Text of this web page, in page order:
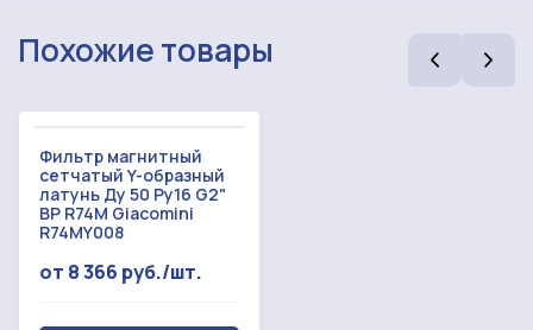
Похожие товары
Фильтр магнитный
сетчатый Y-образный
латунь Ду 50 Ру16 G2"
ВР R74M Giacomini
R74MY008
от 8 366 руб./шт.